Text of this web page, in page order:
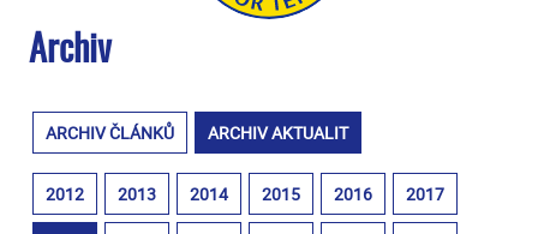
Archiv
ARCHIV ČLÁNKŮ ARCHIV AKTUALIT
2012 2013 2014 2015 2016 2017